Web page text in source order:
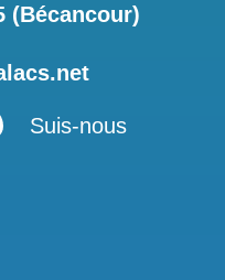
Suis-nous